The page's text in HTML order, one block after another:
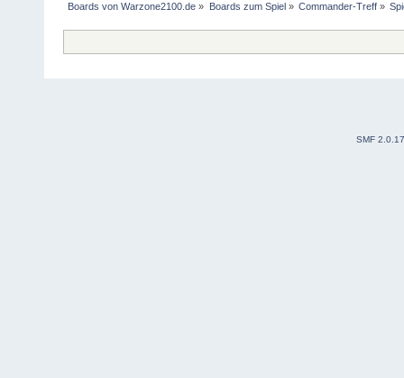
Boards von Warzone2100.de » Boards zum Spiel » Commander-Treff»
SMF 2.0.17